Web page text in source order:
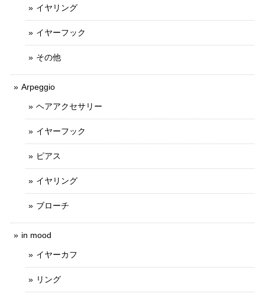
イヤリング
イヤーフック
その他
Arpeggio
ヘアアクセサリー
イヤーフック
ピアス
イヤリング
ブローチ
in mood
イヤーカフ
リング